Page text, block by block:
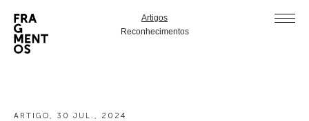
Artigos
Reconhecimentos
ARTIGO, 30 JUL., 2024